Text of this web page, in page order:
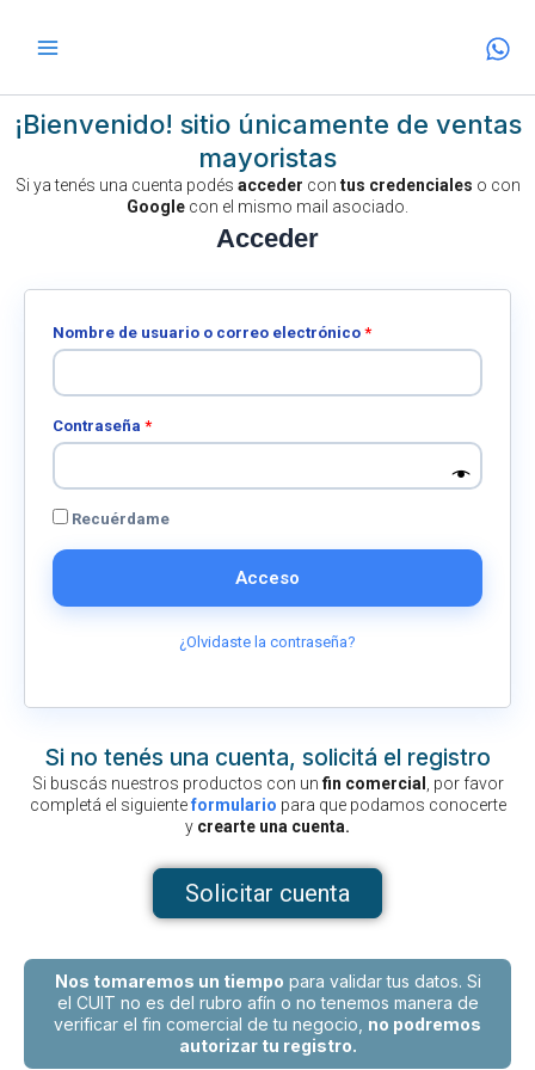
¡Bienvenido! sitio únicamente de ventas
mayoristas
Si ya tenés una cuenta podés acceder con tus credenciales o con
Google con el mismo mail asociado.
Acceder
Nombre de usuario o correo electrónico *
Contraseña *
Obligatorio
Recuérdame
Acceso
¿Olvidaste la contraseña?
Si no tenés una cuenta, solicitá el registro
Si buscás nuestros productos con un fin comercial , por favor
completá el siguienteformulario para que podamos conocerte
y crearte una cuenta.
Solicitar cuenta
Nos tomaremos un tiempo para validar tus datos. Si
el CUIT no es del rubro afín o no tenemos manera de
verificar el fin comercial de tu negocio, no podremos
autorizar tu registro.